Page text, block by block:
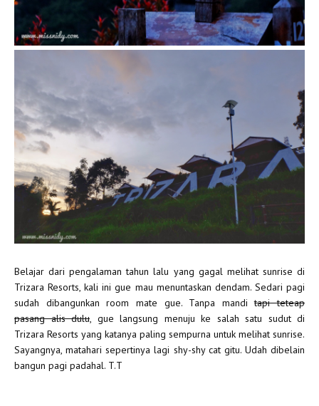
Belajar dari pengalaman tahun lalu yang gagal melihat sunrise di
Trizara Resorts, kali ini gue mau menuntaskan dendam. Sedari pagi
sudah dibangunkan room mate gue. Tanpa manditapi teteap
pasang alis dulu, gue langsung menuju ke salah satu sudut di
Trizara Resorts yang katanya paling sempurna untuk melihat sunrise.
Sayangnya, matahari sepertinya lagi shy-shy cat gitu. Udah dibelain
bangun pagi padahal. T.T